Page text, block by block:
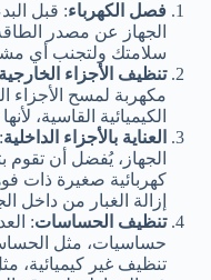
فصل الكهرباء: قبل
الجهاز عن مصدر
سلامتك ولتجنب أي
تنظيف الأجزاء الخارجية
مكهربة لمسح الأجزاء
الكيميائية القاسية،
العناية بالأجزاء الداخلية
الجهاز، يُفضل أن تقوم
كهربائية صغيرة ذات
إزالة الغبار من داخل
تنظيف الحساسات:
حساسيات، مثل
تنظيف غير كيميائية،